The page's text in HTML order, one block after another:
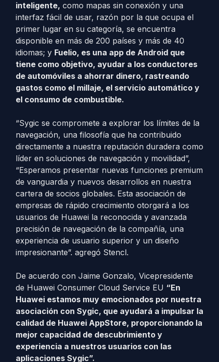
inteligente, como mapas sin conexión y una
interfaz fácil de usar, razón por la que ocupa el
primer lugar en su categoría, se encuentra
disponible en más de 200 países y más de 40
idiomas; y Fuelio, es una app de Android que
tiene como objetivo, ayudar a los conductores
de automóviles a ahorrar dinero, rastreando
gastos como el millaje, el servicio automático y
el consumo de combustible.
“Sygic se compromete a explorar los límites de la
navegación, una filosofía que ha contribuido
directamente a nuestra reputación duradera como
líder en soluciones de navegación y movilidad”,
“Esperamos presentar nuevas funciones premium
de vanguardia y nuevos desarrollos en nuestra
cartera de socios globales. Esta asociación de
empresas de rápido crecimiento otorgará a los
usuarios de Huawei la reconocida y avanzada
precisión de navegación de la compañía, una
experiencia de usuario superior y un diseño
impresionante”. agregó Stencl.
De acuerdo con Jaime Gonzalo, Vicepresidente
de Huawei Consumer Cloud Service EU “En
Huawei estamos muy emocionados por nuestra
asociación con Sygic, que ayudará a impulsar la
calidad de Huawei AppStore, proporcionando la
mejor capacidad de descubrimiento y
experiencia a nuestros usuarios con las
aplicaciones Sygic”.